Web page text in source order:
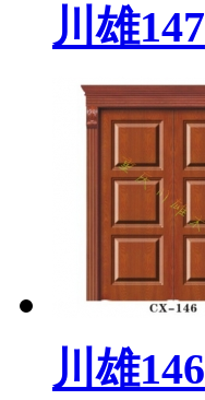
川雄147
川雄146